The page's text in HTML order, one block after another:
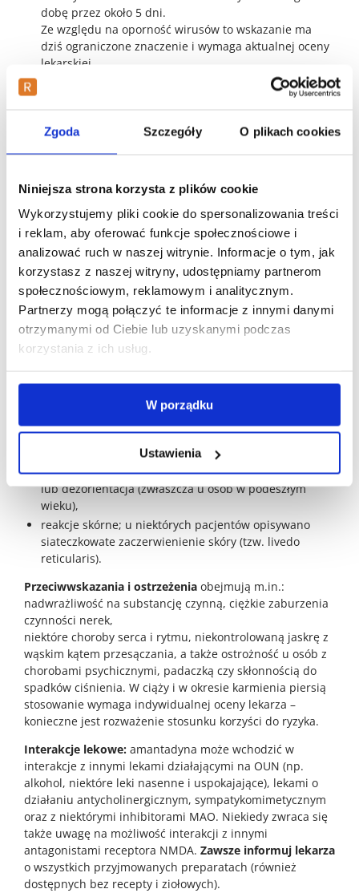
Zgoda Szczegóły O plikach cookies
Niniejsza strona korzysta z plików cookie
Wykorzystujemy pliki cookie do spersonalizowania treści
i reklam, aby oferować funkcje społecznościowe i
analizować ruch w naszej witrynie. Informacje o tym, jak
korzystasz z naszej witryny, udostępniamy partnerom
społecznościowym, reklamowym i analitycznym.
Partnerzy mogą połączyć te informacje z innymi danymi
otrzymanymi od Ciebie lub uzyskanymi podczas
korzystania z ich usług.
W porządku
Ustawienia
dobę przez około 5 dni.
Ze względu na oporność wirusów to wskazanie ma
dziś ograniczone znaczenie i wymaga aktualnej oceny
lekarskiej.
U osób starszych
zaburzeniami
wydłużenia odstępów między dawkami,
ponieważ amantadyna jest eliminowana głównie przez
nerki.Nie przerywaj nagle
zbyt gwałtowne odstawienie może prowadzić do nasilenia
objawów. Jeśli pominiesz dawkę, przyjmij kolejną o
zwykłej porze (nie podwajaj dawek).
Bezpieczeństwo: działania
niepożądane, przeciwwskazania,
interakcje
Każdy lek może powodować działania niepożądane, choć
nie u każdego one wystąpią. W przypadku amantadyny
zawroty głowy, uczucie znużenia lub pobudzenia,
bezsenność, bóle głowy,
nudności, suchość w ustach, zaparcia, sporadycznie
zaburzenia widzenia i koncentracji, rzadziej omamy
lub dezorientacja (zwłaszcza u osób w podeszłym
wieku),
reakcje skórne; u niektórych pacjentów opisywano
siateczkowate zaczerwienienie skóry (tzw. livedo
reticularis).
Przeciwwskazania i ostrzeżenia obejmują m.in.:
nadwrażliwość na substancję czynną, ciężkie zaburzenia
czynności nerek,
niektóre choroby serca i rytmu, niekontrolowaną jaskrę z
wąskim kątem przesączania, a także ostrożność u osób z
chorobami psychicznymi, padaczką czy skłonnością do
spadków ciśnienia. W ciąży i w okresie karmienia piersią
stosowanie wymaga indywidualnej oceny lekarza –
konieczne jest rozważenie stosunku korzyści do ryzyka.
Interakcje lekowe: amantadyna może wchodzić w
interakcje z innymi lekami działającymi na OUN (np.
alkohol, niektóre leki nasenne i uspokajające), lekami o
działaniu antycholinergicznym, sympatykomimetycznym
oraz z niektórymi inhibitorami MAO. Niekiedy zwraca się
także uwagę na możliwość interakcji z innymi
antagonistami receptora NMDA. Zawsze informuj lekarza
o wszystkich przyjmowanych preparatach (również
dostępnych bez recepty i ziołowych).